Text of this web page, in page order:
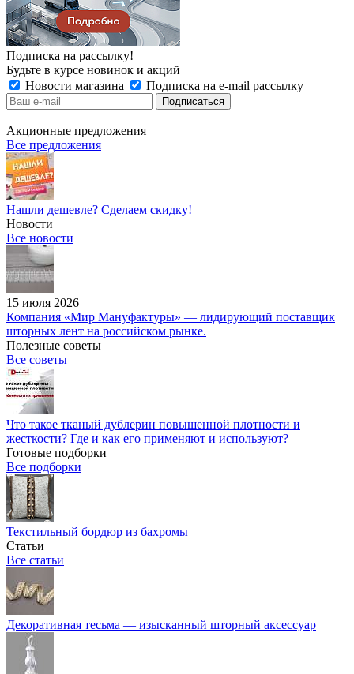
Подписка на рассылку!
Будьте в курсе новинок и акций
Новости магазина
Подписка на e-mail рассылку
Акционные предложения
Все предложения
Нашли дешевле? Сделаем скидку!
Новости
Все новости
15 июля 2026
Компания «Мир Мануфактуры» — лидирующий поставщик
шторных лент на российском рынке.
Полезные советы
Все советы
Что такое тканый дублерин повышенной плотности и
жесткости? Где и как его применяют и используют?
Готовые подборки
Все подборки
Текстильный бордюр из бахромы
Статьи
Все статьи
Декоративная тесьма — изысканный шторный аксессуар